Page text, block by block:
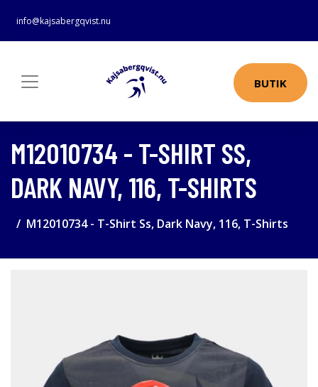
info@kajsabergqvist.nu
BUTIK
M12010734 - T-SHIRT SS,
DARK NAVY, 116, T-SHIRTS
M12010734 - T-Shirt Ss, Dark Navy, 116, T-Shirts